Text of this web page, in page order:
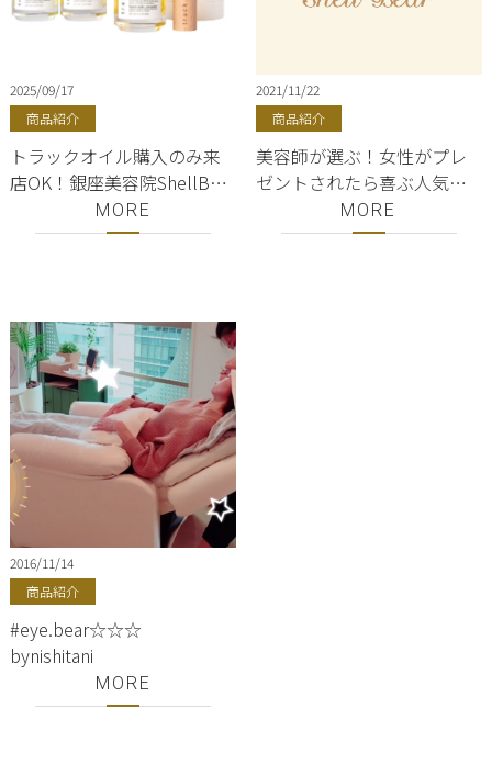
2025/09/17
商品紹介
トラックオイル購入のみ来
店OK！銀座美容院ShellBear
／NO.3金木犀の香り／東京
都内／track oil
MORE
2021/11/22
商品紹介
美容師が選ぶ！女性がプレ
ゼントされたら喜ぶ人気の
シャンプー、トリートメン
ト３選！美容師が選ぶ厳選
MORE
2016/11/14
商品紹介
#eye.bear☆☆☆
bynishitani
MORE